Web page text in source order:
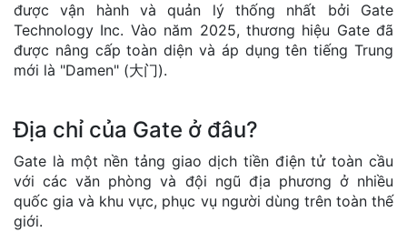
được vận hành và quản lý thống nhất bởi Gate
Technology Inc. Vào năm 2025, thương hiệu Gate đã
được nâng cấp toàn diện và áp dụng tên tiếng Trung
mới là "Damen" (大门).
Địa chỉ của Gate ở đâu?
Gate là một nền tảng giao dịch tiền điện tử toàn cầu
với các văn phòng và đội ngũ địa phương ở nhiều
quốc gia và khu vực, phục vụ người dùng trên toàn thế
giới.